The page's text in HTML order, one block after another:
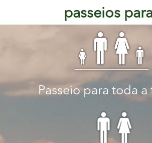
passeios
Passeio para toda a